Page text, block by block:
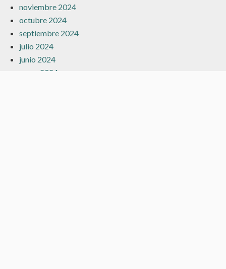
noviembre 2024
octubre 2024
septiembre 2024
julio 2024
junio 2024
mayo 2024